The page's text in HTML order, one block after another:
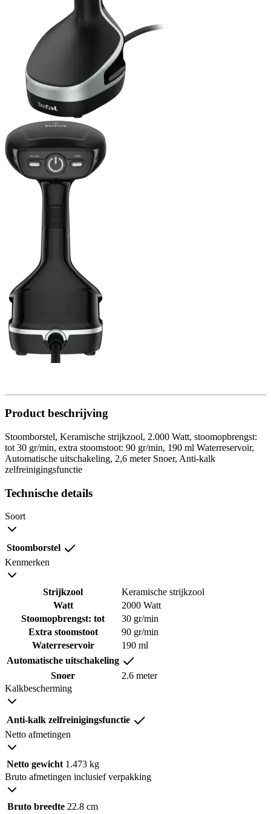
Product beschrijving
Stoomborstel, Keramische strijkzool, 2.000 Watt, stoomopbrengst:
tot 30 gr/min, extra stoomstoot: 90 gr/min, 190 ml Waterreservoir,
Automatische uitschakeling, 2,6 meter Snoer, Anti-kalk
zelfreinigingsfunctie
Technische details
Soort
Stoomborstel
Kenmerken
Strijkzool
Keramische strijkzool
Watt
2000 Watt
Stoomopbrengst: tot
30 gr/min
Extra stoomstoot
90 gr/min
Waterreservoir
190 ml
Automatische uitschakeling
Snoer
2.6 meter
Kalkbescherming
Anti-kalk zelfreinigingsfunctie
Netto afmetingen
Netto gewicht 1.473 kg
Bruto afmetingen inclusief verpakking
Bruto breedte 22.8 cm